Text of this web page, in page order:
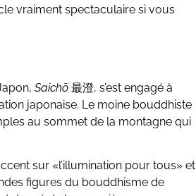
vraiment spectaculaire si vous
Saichō 最澄, s’est engagé à
japonaise. Le moine bouddhiste
au sommet de la montagne qui
sur «l’illumination pour tous» et
figures du bouddhisme de